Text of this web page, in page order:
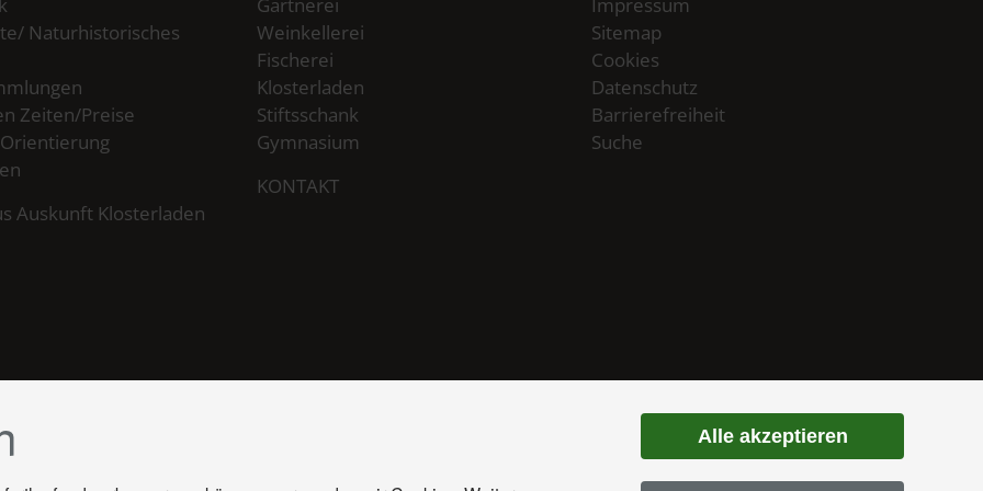
Naturhistorisches
Zeiten/Preise
Auskunft Klosterladen
Weinkellerei
Fischerei
Klosterladen
Stiftsschank
Gymnasium
KONTAKT
Sitemap
Cookies
Datenschutz
Barrierefreiheit
Suche
Alle akzeptieren